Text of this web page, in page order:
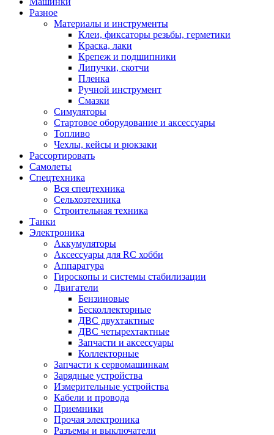
Разное
Материалы и инструменты
Клеи, фиксаторы резьбы, герметики
Краска, лаки
Крепеж и подшипники
Липучки, скотчи
Пленка
Ручной инструмент
Смазки
Симуляторы
Стартовое оборудование и аксессуары
Топливо
Чехлы, кейсы и рюкзаки
Рассортировать
Самолеты
Спецтехника
Вся спецтехника
Сельхозтехника
Строительная техника
Танки
Электроника
Аккумуляторы
Аксессуары для RC хобби
Аппаратура
Гироскопы и системы стабилизации
Двигатели
Бензиновые
Бесколлекторные
ДВС двухтактные
ДВС четырехтактные
Запчасти и аксессуары
Коллекторные
Запчасти к сервомашинкам
Зарядные устройства
Измерительные устройства
Кабели и провода
Приемники
Прочая электроника
Разъемы и выключатели